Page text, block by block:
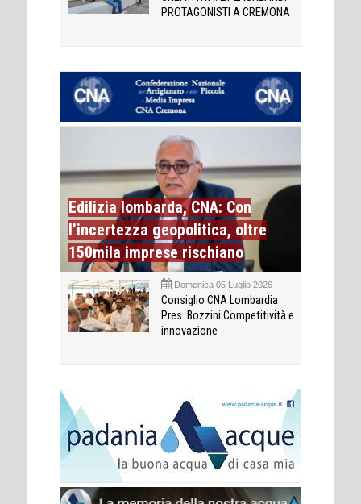
PROTAGONISTI A CREMONA
Edilizia lombarda, CNA: Con
l’incertezza geopolitica, oltre
150mila imprese rischiano
Domenica 05 Luglio 2026
Consiglio CNA Lombardia
Pres. Bozzini:Competitività e
innovazione